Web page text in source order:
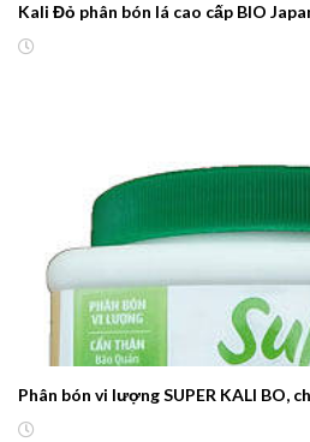
Kali Đỏ phân bón lá cao cấp BIO
Phân bón vi lượng SUPER KALI BO,